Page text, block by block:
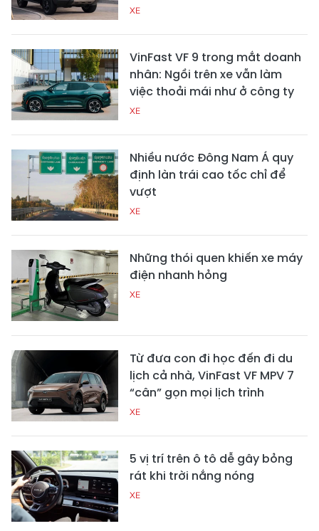
XE
VinFast VF 9 trong mắt doanh
nhân: Ngồi trên xe vẫn làm
việc thoải mái như ở công ty
XE
Nhiều nước Đông Nam Á quy
định làn trái cao tốc chỉ để
vượt
XE
Những thói quen khiến xe máy
điện nhanh hỏng
XE
Từ đưa con đi học đến đi du
lịch cả nhà, VinFast VF MPV 7
“cân” gọn mọi lịch trình
XE
5 vị trí trên ô tô dễ gây bỏng
rát khi trời nắng nóng
XE